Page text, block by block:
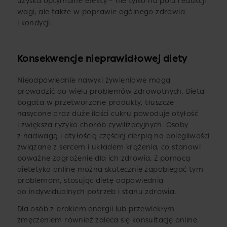
wagi, ale także w poprawie ogólnego zdrowia
i kondycji.
Konsekwencje nieprawidłowej diety
Nieodpowiednie nawyki żywieniowe mogą
prowadzić do wielu problemów zdrowotnych. Dieta
bogata w przetworzone produkty, tłuszcze
nasycone oraz duże ilości cukru powoduje otyłość
i zwiększa ryzyko chorób cywilizacyjnych. Osoby
z nadwagą i otyłością częściej cierpią na dolegliwości
związane z sercem i układem krążenia, co stanowi
poważne zagrożenie dla ich zdrowia. Z pomocą
dietetyka online można skutecznie zapobiegać tym
problemom, stosując dietę odpowiednią
do indywidualnych potrzeb i stanu zdrowia.
Dla osób z brakiem energii lub przewlekłym
zmęczeniem również zaleca się konsultację online.